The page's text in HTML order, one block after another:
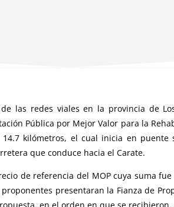
las redes viales en la provincia de
Pública por Mejor Valor para la
kilómetros, el cual inicia en puente
que conduce hacia el Carate.
de referencia del MOP cuya suma fue
presentaran la Fianza de